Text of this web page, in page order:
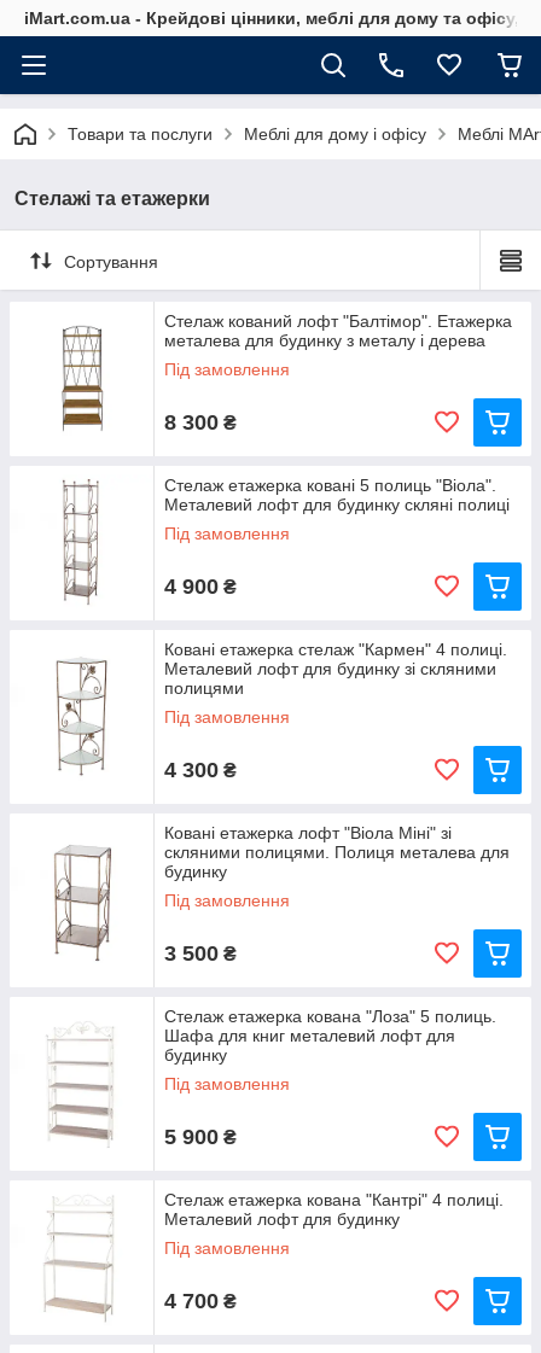
iMart.com.ua - Крейдові цінники, меблі для дому та офісу,
Товари та послуги Меблі для дому і офісу Меблі
Стелажі та етажерки
Сортування
Стелаж кований лофт "Балтімор". Етажерка
металева для будинку з металу і дерева
Під замовлення
8 300 ₴
Стелаж етажерка ковані 5 полиць "Віола".
Металевий лофт для будинку скляні полиці
Під замовлення
4 900 ₴
Ковані етажерка стелаж "Кармен" 4 полиці.
Металевий лофт для будинку зі скляними
полицями
Під замовлення
4 300 ₴
Ковані етажерка лофт "Віола Міні" зі
скляними полицями. Полиця металева для
будинку
Під замовлення
3 500 ₴
Стелаж етажерка кована "Лоза" 5 полиць.
Шафа для книг металевий лофт для
будинку
Під замовлення
5 900 ₴
Стелаж етажерка кована "Кантрі" 4 полиці.
Металевий лофт для будинку
Під замовлення
4 700 ₴